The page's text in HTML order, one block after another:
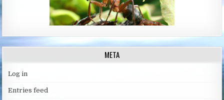
META
Log in
Entries feed